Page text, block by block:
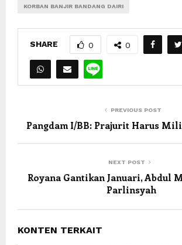
KORBAN BANJIR BANDANG DAIRI
SHARE 0 0
PREVIOUS POST
Pangdam I/BB: Prajurit Harus
NEXT POST
Royana Gantikan Januari, Abdul
Parlinsyah
KONTEN TERKAIT